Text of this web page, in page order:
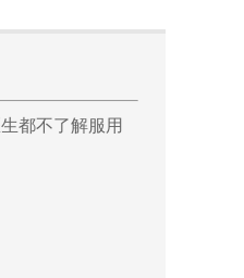
都不了解服用